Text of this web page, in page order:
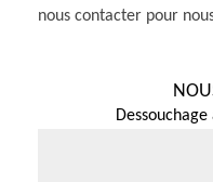
nous contacter pour